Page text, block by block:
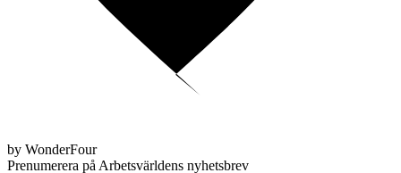
by WonderFour
Prenumerera på Arbetsvärldens nyhetsbrev